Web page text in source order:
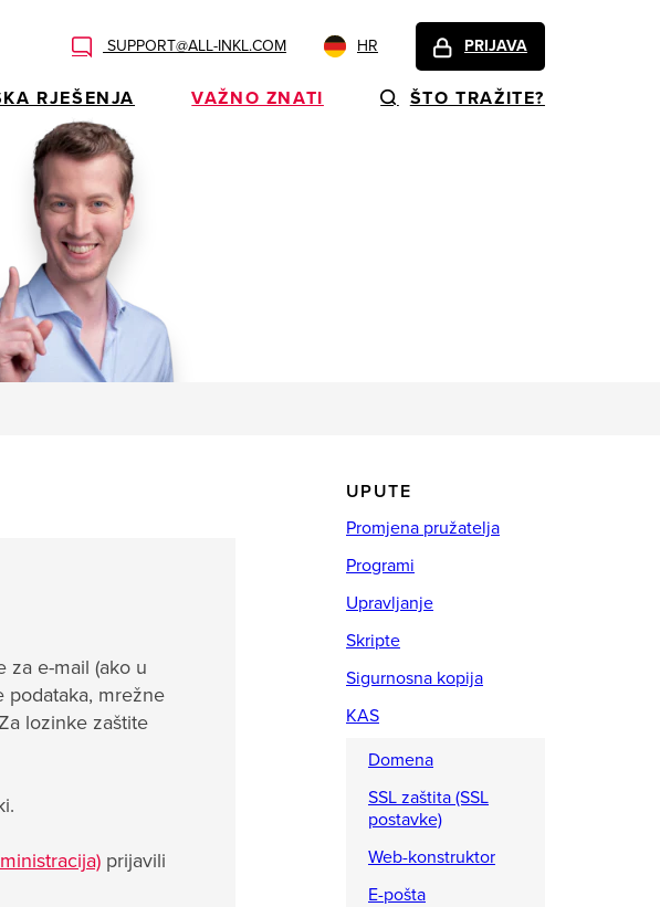
SUPPORT@ALL-INKL.COM HR PRIJAVA
RJEŠENJA VAŽNO ZNATI ŠTO TRAŽITE?
za e-mail (ako u
podataka, mrežne
lozinke zaštite
prijavili
UPUTE
Promjena pružatelja
Programi
Upravljanje
Skripte
Sigurnosna kopija
KAS
Domena
SSL zaštita (SSL
postavke)
Web-konstruktor
E-pošta